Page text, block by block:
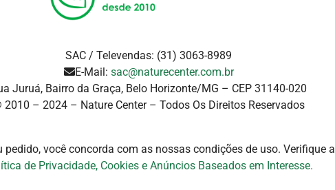
SAC / Televendas: (31) 3063-8989
E-Mail: sac@naturecenter.com.br
Juruá, Bairro da Graça, Belo Horizonte/MG – CEP 31140-020
2010 – 2024 – Nature Center – Todos Os Direitos Reservados
pedido, você concorda com as nossas condições de uso. Verifique a
de Privacidade, Cookies e Anúncios Baseados em Interesse.